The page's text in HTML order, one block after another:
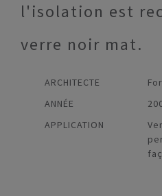
l'isolation est
verre noir mat.
ARCHITECTE
ANNÉE
APPLICATION